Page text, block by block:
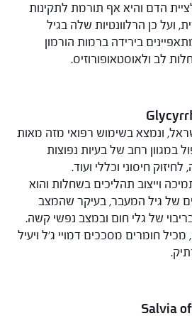
הדם והיא אף תורמת לתקינות
ועל כן הרלוונטיות שלה בגיל
בירידה ברמות הורמון
לב ולאוסטאופורוזיס.
ונמצא בשימוש רפואי מזה מאות
במגוון רחב של בעיות נפוצות
חיסוני וכללי ועוד.
וייצוב תהליכים בשחלות והוא
של גיל המעבר, בעיקר שהמצב
של גלי חום ובמצב נפשי קשה.
חומרים מסככים דמויי ג'ל ויעיל